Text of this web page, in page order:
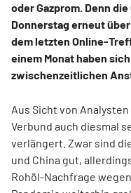
oder Gazprom. Denn
Donnerstag erneut
dem letzten Online-
einem Monat haben
zwischenzeitlichen
Aus Sicht von
Verbund auch diesmal
verlängert. Zwar sind
und China gut,
Rohöl-Nachfrage